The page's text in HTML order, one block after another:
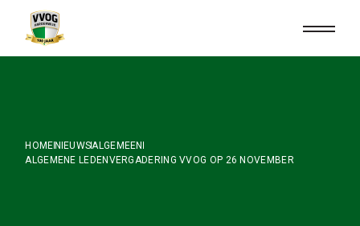
content
HOME NIEUWSALGEMEEN
ALGEMENE LEDENVERGADERING VVOG OP 26 NOVEMBER